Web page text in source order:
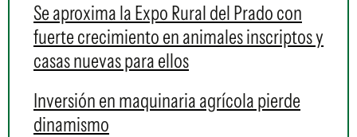
Se aproxima la Expo Rural del Prado con
fuerte crecimiento en animales inscriptos y
casas nuevas para ellos
Inversión en maquinaria agrícola pierde
dinamismo